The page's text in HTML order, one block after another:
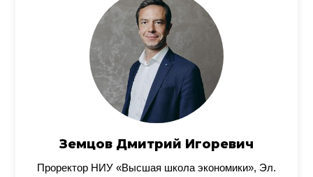
Земцов Дмитрий Игоревич
Проректор НИУ «Высшая школа экономики», Эл.